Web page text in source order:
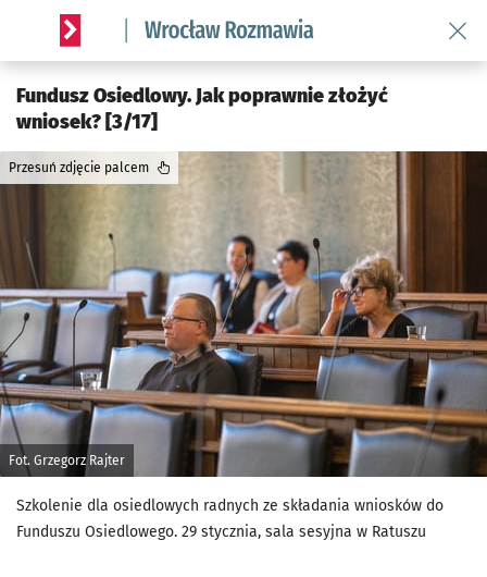
Serwis informacyjny wroclaw.pl podserwis: Rozmawia
Fundusz Osiedlowy. Jak poprawnie złożyć
wniosek? [3/17]
Fot. Grzegorz Rajter
Przesuń zdjęcie palcem
Szkolenie dla osiedlowych radnych ze składania wniosków do
Funduszu Osiedlowego. 29 stycznia, sala sesyjna w Ratuszu